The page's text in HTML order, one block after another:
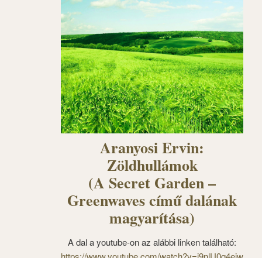
Aranyosi Ervin:
Zöldhullámok
(A Secret Garden –
Greenwaves című dalának
magyarítása)
A dal a youtube-on az alábbi linken található: